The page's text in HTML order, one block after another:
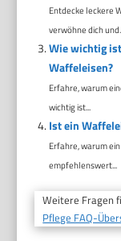
Entdecke leckere
verwöhne dich
Wie wichtig
Waffeleisen?
Erfahre, warum
wichtig ist...
Ist ein
Erfahre, warum
empfehlenswert...
Weitere Fragen
Pflege FAQ-